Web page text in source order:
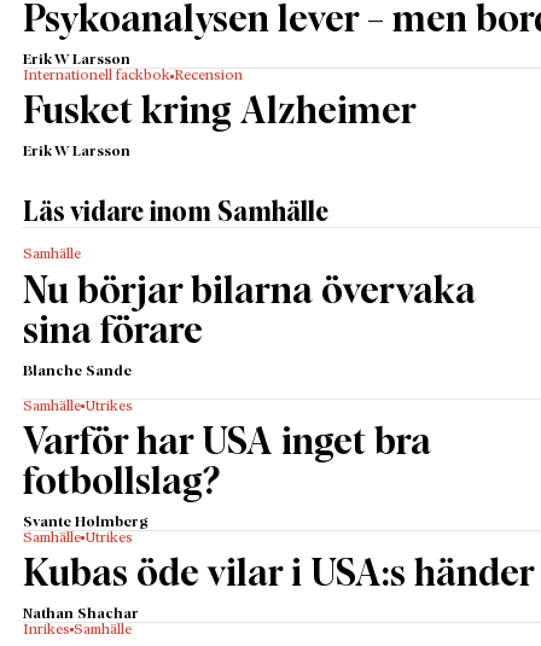
Psykoanalysen lever – men
Erik W Larsson
Internationell fackbok Recension
Fusket kring Alzheimer
Erik W Larsson
Läs vidare inom Samhälle
Samhälle
Nu börjar bilarna övervaka
sina förare
Blanche Sande
Samhälle Utrikes
Varför har USA inget bra
fotbollslag?
Svante Holmberg
Samhälle Utrikes
Kubas öde vilar i USA:s händer
Nathan Shachar
Inrikes Samhälle